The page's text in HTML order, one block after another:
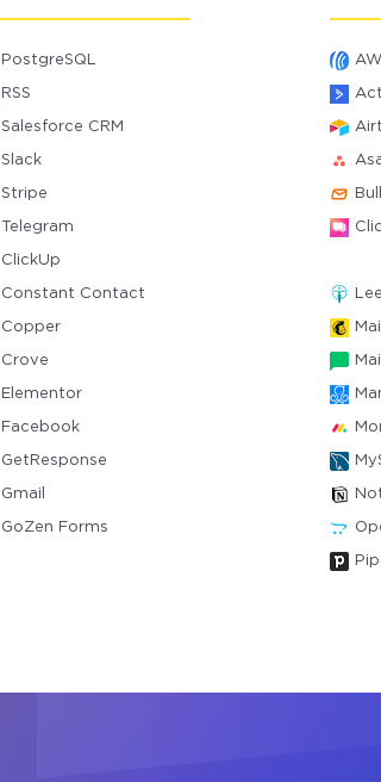
PostgreSQL
RSS
Salesforce CRM
Slack
Stripe
Telegram
ClickUp
Constant Contact
Copper
Crove
Elementor
Facebook
GetResponse
Gmail
GoZen Forms